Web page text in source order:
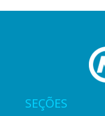
SEÇÕES